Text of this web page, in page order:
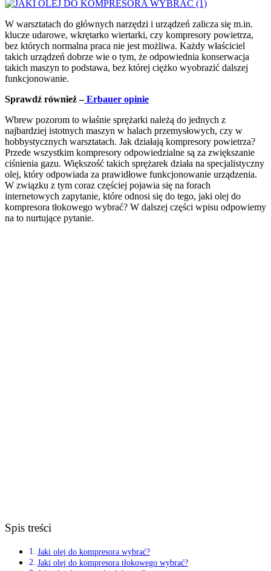
W warsztatach do głównych narzędzi i urządzeń zalicza się m.in.
klucze udarowe, wkrętarko wiertarki, czy kompresory powietrza,
bez których normalna praca nie jest możliwa. Każdy właściciel
takich urządzeń dobrze wie o tym, że odpowiednia konserwacja
takich maszyn to podstawa, bez której ciężko wyobrazić dalszej
funkcjonowanie.
Sprawdź również – Erbauer opinie
Wbrew pozorom to właśnie sprężarki należą do jednych z
najbardziej istotnych maszyn w halach przemysłowych, czy w
hobbystycznych warsztatach. Jak działają kompresory powietrza?
Przede wszystkim kompresory odpowiedzialne są za zwiększanie
ciśnienia gazu. Większość takich sprężarek działa na specjalistyczny
olej, który odpowiada za prawidłowe funkcjonowanie urządzenia.
W związku z tym coraz częściej pojawia się na forach
internetowych zapytanie, które odnosi się do tego, jaki olej do
kompresora tłokowego wybrać? W dalszej części wpisu odpowiemy
na to nurtujące pytanie.
Spis treści
Jaki olej do kompresora wybrać?
Jaki olej do kompresora tłokowego wybrać?